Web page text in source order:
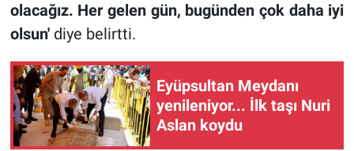
olacağız. Her gelen gün, bugünden çok daha iyi
olsun'diye belirtti.
Eyüpsultan Meydanı
yenileniyor... İlk taşı Nuri
Aslan koydu